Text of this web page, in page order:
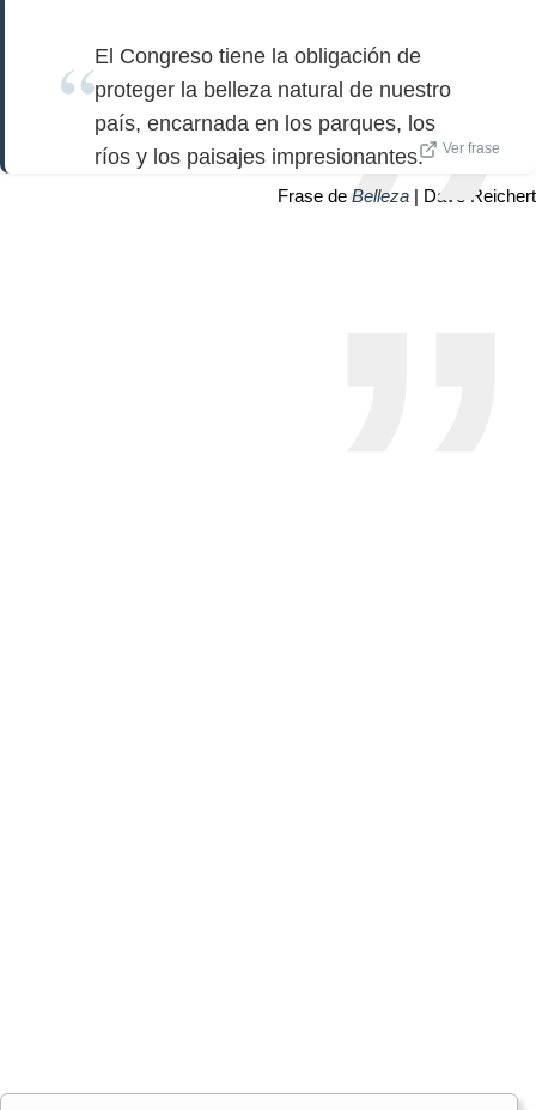
El Congreso tiene la obligación de
proteger la belleza natural de nuestro
país, encarnada en los parques, los
ríos y los paisajes impresionantes.
Ver frase
Frase de Belleza | Dave Reichert